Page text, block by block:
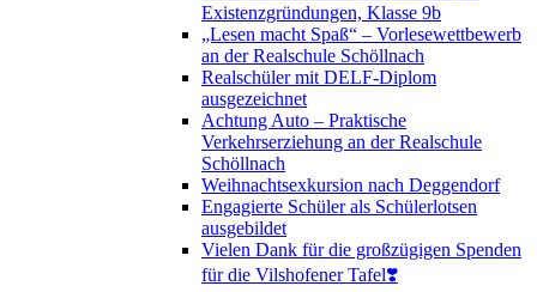
Existenzgründungen, Klasse 9b
„Lesen macht Spaß“ – Vorlesewettbewerb
an der Realschule Schöllnach
Realschüler mit DELF-Diplom
ausgezeichnet
Achtung Auto – Praktische
Verkehrserziehung an der Realschule
Schöllnach
Weihnachtsexkursion nach Deggendorf
Engagierte Schüler als Schülerlotsen
ausgebildet
Vielen Dank für die großzügigen Spenden
für die Vilshofener Tafel❣️